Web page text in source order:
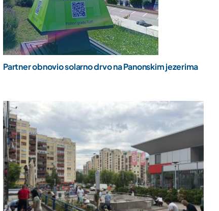
Partner obnovio solarno drvo na Panonskim jezerima